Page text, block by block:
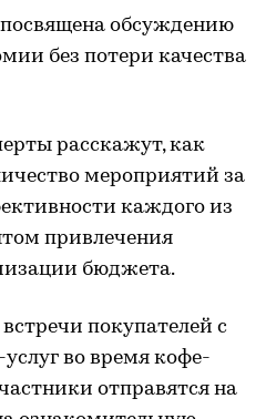
посвящена обсуждению
без потери качества
расскажут, как
мероприятий за
каждого из
привлечения
бюджета.
покупателей с
во время кофе-
отправятся на